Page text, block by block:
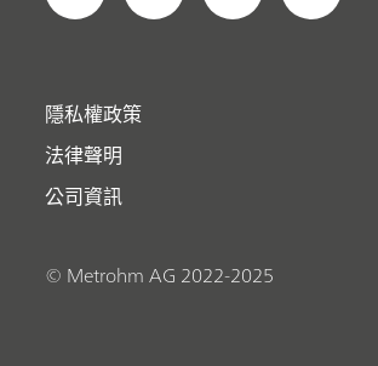
隱私權政策
法律聲明
公司資訊
© Metrohm AG 2022-2025